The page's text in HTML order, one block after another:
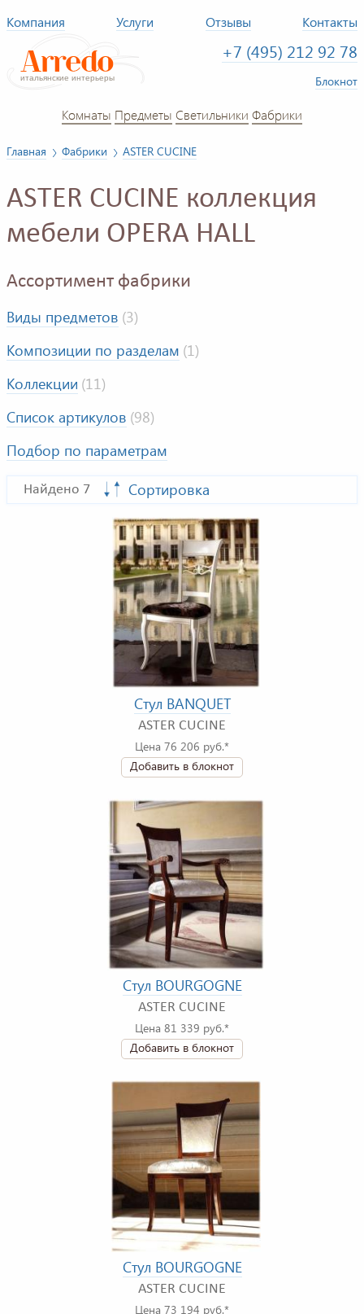
Компания Услуги Отзывы Контакты
+7 (495) 212 92 78
Блокнот
Комнаты Предметы Светильники Фабрики
Главная Фабрики ASTER CUCINE
ASTER CUCINE коллекция
мебели OPERA HALL
Ассортимент фабрики
Виды предметов (3)
Композиции по разделам (1)
Коллекции (11)
Список артикулов (98)
Подбор по параметрам
Найдено 7 Сортировка
Стул BANQUET
ASTER CUCINE
Цена 76 206 руб.*
Добавить в блокнот
Стул BOURGOGNE
ASTER CUCINE
Цена 81 339 руб.*
Добавить в блокнот
Стул BOURGOGNE
ASTER CUCINE
Цена 73 194 руб.*